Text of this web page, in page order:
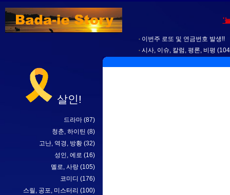
'
이번주 로또 및 연금번호 발생!!
시사, 이슈, 칼럼, 평론, 비평
살인!
드라마 (87)
청춘, 하이틴 (8)
고난, 역경, 방황 (32)
성인, 에로 (16)
멜로, 사랑 (105)
코미디 (176)
스릴, 공포, 미스터리 (100)